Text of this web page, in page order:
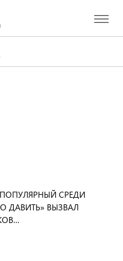
СРЕДИ
ДАВИТЬ» ВЫЗВАЛ